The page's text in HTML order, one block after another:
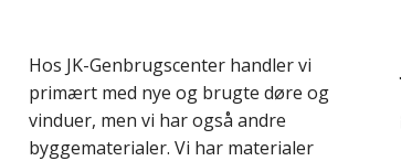
Hos JK-Genbrugscenter handler vi
primært med nye og brugte døre og
vinduer, men vi har også andre
byggematerialer. Vi har materialer